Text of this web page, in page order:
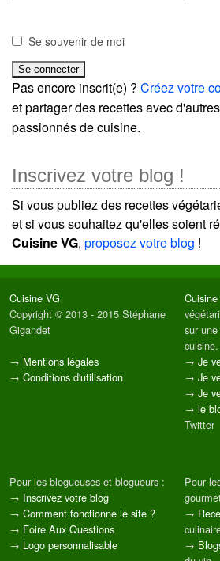
Se souvenir de moi
Pas encore inscrit(e) ? Créez votre
et partager des recettes avec
passionnés de cuisine.
Inscrivez votre blog !
Si vous publiez des recettes
et si vous souhaitez qu'elles soient
Cuisine VG, proposez votre blog !
Cuisine VG
Copyright © 2013 - 2015 Stéphane
Gigandet
→ Mentions légales
→ Conditions d'utilisation
Cuisine
sur
cuisine.
→ Je
→ Je
→ Je
→ le
Twitter
Pour les blogueuses et blogueurs :
→ Inscrivez votre blog
→ Comment fonctionne le site ?
→ Foire Aux Questions
→ Logo personnalisable
Pour
→
→